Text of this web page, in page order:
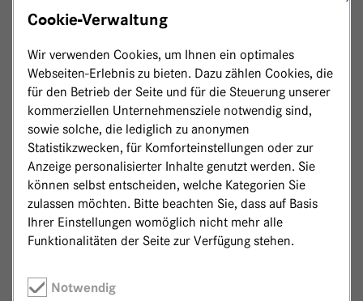
Steffi Liebner,Lebenskreis - Haus 11
Jan Loss,2 m², Lebenskreis - Haus 11
Tatjana Langner,Lebenskreis - Haus 11
Cookie-Verwaltung
Wir verwenden Cookies, um Ihnen ein optimales
Webseiten-Erlebnis zu bieten. Dazu zählen Cookies, die
für den Betrieb der Seite und für die Steuerung unserer
kommerziellen Unternehmensziele notwendig sind,
sowie solche, die lediglich zu anonymen
Statistikzwecken, für Komforteinstellungen oder zur
Anzeige personalisierter Inhalte genutzt werden. Sie
können selbst entscheiden, welche Kategorien Sie
zulassen möchten. Bitte beachten Sie, dass auf Basis
Ihrer Einstellungen womöglich nicht mehr alle
Funktionalitäten der Seite zur Verfügung stehen.
Notwendig